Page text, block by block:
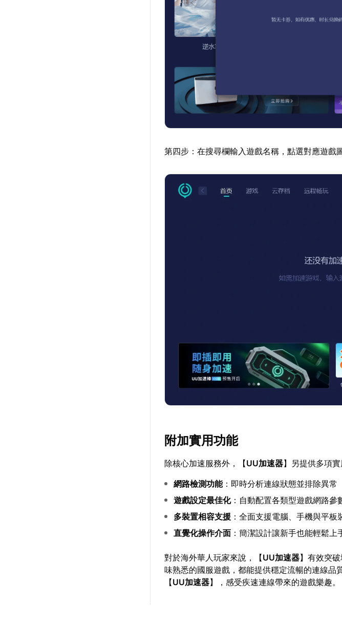
第四步：在搜尋欄輸入遊戲名稱，點選對應遊戲
附加實用功能
除核心加速服務外，【UU加速器】另提供多項實
網路檢測功能：即時分析連線狀態並排除異常
遊戲設定最佳化：自動配置各類型遊戲網路參
多裝置相容支援 ：全面支援電腦、手機與平板
直覺化操作介面 ：簡潔設計讓新手也能輕鬆上
對於海外華人玩家來說，【UU加速器】有效突
味熟悉的國服遊戲，都能提供穩定流暢的連線品
【UU加速器】，感受疾速連線帶來的遊戲樂趣。